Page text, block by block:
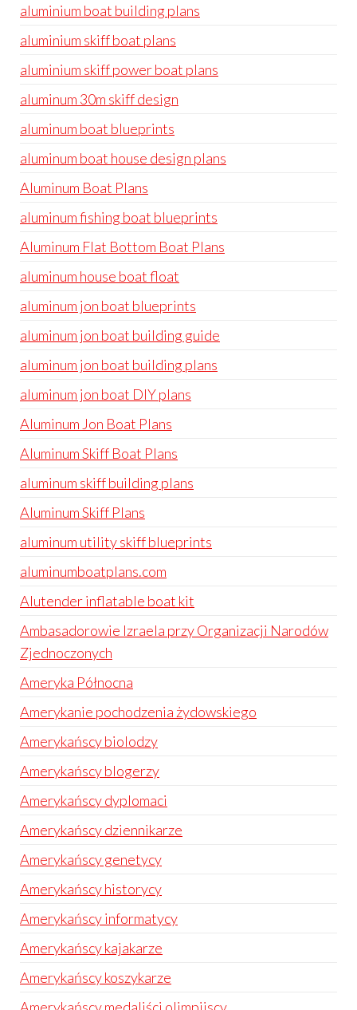
aluminium boat building plans
aluminium skiff boat plans
aluminium skiff power boat plans
aluminum 30m skiff design
aluminum boat blueprints
aluminum boat house design plans
Aluminum Boat Plans
aluminum fishing boat blueprints
Aluminum Flat Bottom Boat Plans
aluminum house boat float
aluminum jon boat blueprints
aluminum jon boat building guide
aluminum jon boat building plans
aluminum jon boat DIY plans
Aluminum Jon Boat Plans
Aluminum Skiff Boat Plans
aluminum skiff building plans
Aluminum Skiff Plans
aluminum utility skiff blueprints
aluminumboatplans.com
Alutender inflatable boat kit
Ambasadorowie Izraela przy Organizacji Narodów
Zjednoczonych
Ameryka Północna
Amerykanie pochodzenia żydowskiego
Amerykańscy biolodzy
Amerykańscy blogerzy
Amerykańscy dyplomaci
Amerykańscy dziennikarze
Amerykańscy genetycy
Amerykańscy historycy
Amerykańscy informatycy
Amerykańscy kajakarze
Amerykańscy koszykarze